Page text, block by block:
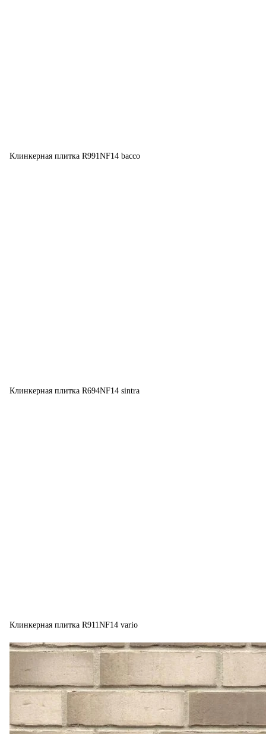
Клинкерная плитка R991NF14 bacco
Клинкерная плитка R694NF14 sintra
Клинкерная плитка R911NF14 vario